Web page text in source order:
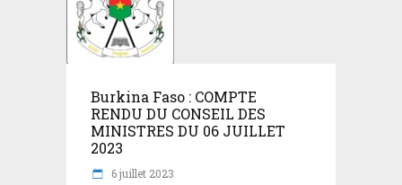
Burkina Faso : COMPTE
RENDU DU CONSEIL DES
MINISTRES DU 06 JUILLET
2023
6 juillet 2023